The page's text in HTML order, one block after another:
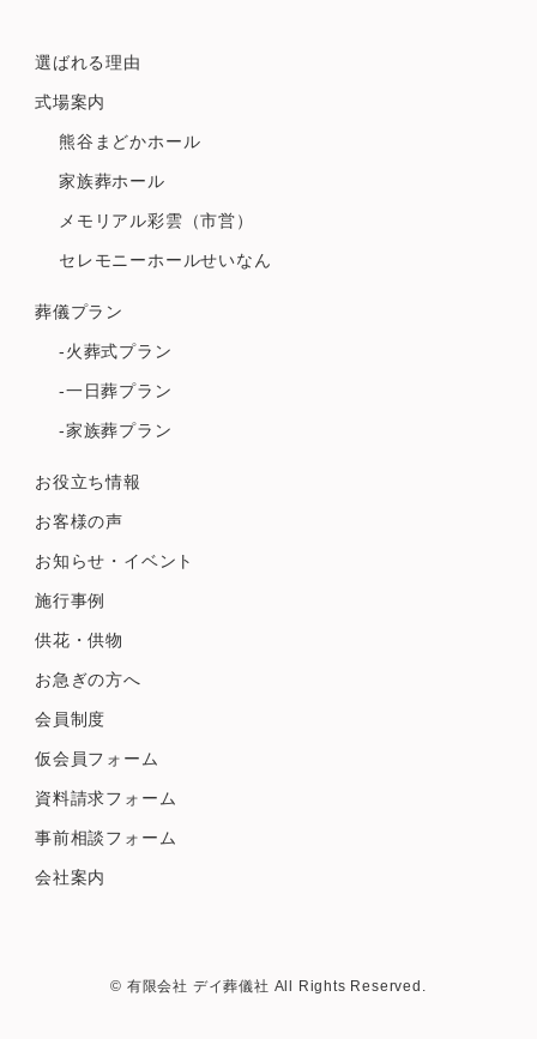
選ばれる理由
式場案内
熊谷まどかホール
家族葬ホール
メモリアル彩雲（市営）
セレモニーホールせいなん
葬儀プラン
-火葬式プラン
-一日葬プラン
-家族葬プラン
お役立ち情報
お客様の声
お知らせ・イベント
施行事例
供花・供物
お急ぎの方へ
会員制度
仮会員フォーム
資料請求フォーム
事前相談フォーム
会社案内
© 有限会社 デイ葬儀社 All Rights Reserved.